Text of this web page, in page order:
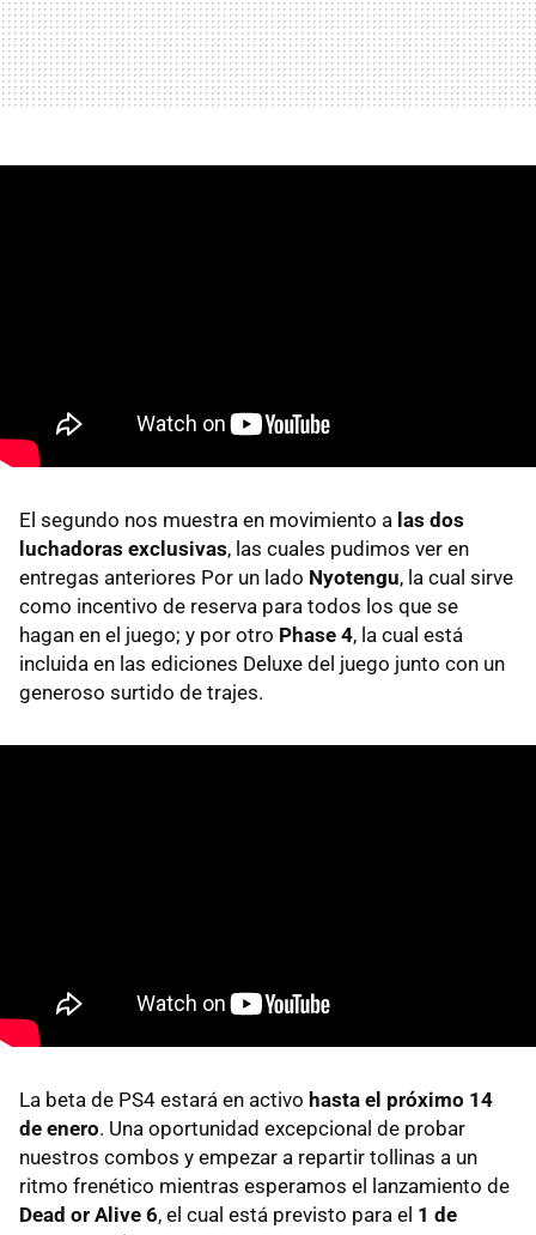
El segundo nos muestra en movimiento a las dos
luchadoras exclusivas, las cuales pudimos ver en
entregas anteriores Por un lado Nyotengu, la cual sirve
como incentivo de reserva para todos los que se
hagan en el juego; y por otro Phase 4, la cual está
incluida en las ediciones Deluxe del juego junto con un
generoso surtido de trajes.
La beta de PS4 estará en activo hasta el próximo 14
de enero. Una oportunidad excepcional de probar
nuestros combos y empezar a repartir tollinas a un
ritmo frenético mientras esperamos el lanzamiento de
Dead or Alive 6, el cual está previsto para el 1 de